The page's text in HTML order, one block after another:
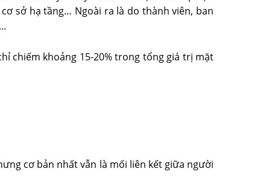
sở hạ tầng… Ngoài ra là do thành viên, ban
chiếm khoảng 15-20% trong tổng giá trị mặt
cơ bản nhất vẫn là mối liên kết giữa người